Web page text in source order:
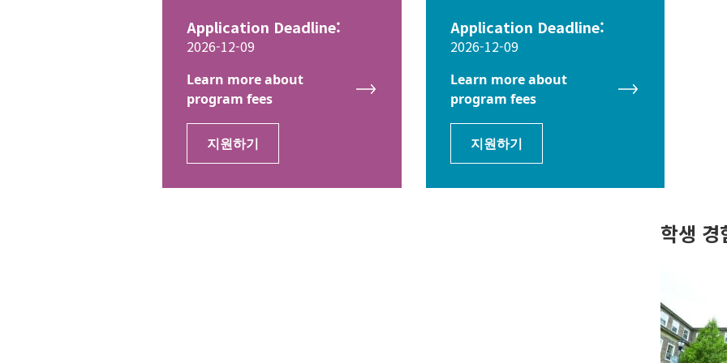
Application Deadline:
2026-12-09
Learn more about
program fees
지원하기
Application Deadline:
2026-12-09
Learn more about
program fees
지원하기
학생 경